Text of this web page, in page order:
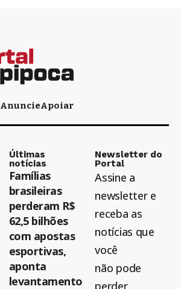
AnuncieApoiar
Últimas
notícias
Famílias
brasileiras
perderam R$
62,5 bilhões
com apostas
esportivas,
aponta
levantamento
Newsletter do
Portal
Assine a
newsletter e
receba as
notícias que
você
não pode
perder